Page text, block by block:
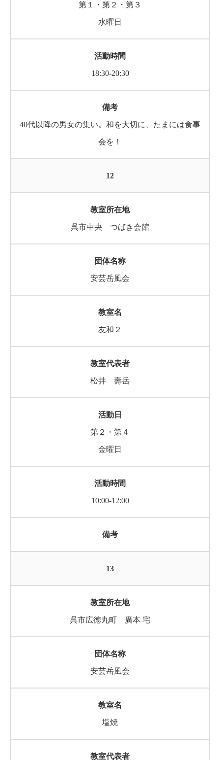
第１・第２・第３
水曜日
18:30-20:30
40代以降の男女の集い。和を大切に、たまには食事
会を！
12
呉市中央 つばき会館
安芸岳風会
友和２
松井 壽岳
第２・第４
金曜日
10:00-12:00
13
呉市広徳丸町 廣本 宅
安芸岳風会
塩焼